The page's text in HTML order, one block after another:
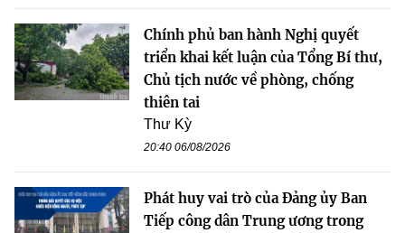
Chính phủ ban hành Nghị quyết
triển khai kết luận của Tổng Bí thư,
Chủ tịch nước về phòng, chống
thiên tai
Thư Kỳ
20:40 06/08/2026
Phát huy vai trò của Đảng ủy Ban
Tiếp công dân Trung ương trong